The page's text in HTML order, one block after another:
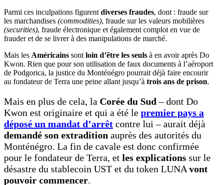
Parmi ces inculpations figurent diverses fraudes, dont : fraude sur
les marchandises (commodities), fraude sur les valeurs mobilières
(securities), fraude électronique et également complot en vue de
frauder et de se livrer à des manipulations de marché.
Mais les Américains sont loin d’être les seuls à en avoir après Do
Kwon. Rien que pour son utilisation de faux documents à l’aéroport
de Podgorica, la justice du Monténégro pourrait déjà faire encourir
au fondateur de Terra une peine allant jusqu’à trois ans de prison.
Mais en plus de cela, la Corée du Sud – dont Do
Kwon est originaire et qui a été le premier pays a
déposé un mandat d’arrêt contre lui – aurait déjà
demandé son extradition auprès des autorités du
Monténégro. La fin de cavale est donc confirmée
pour le fondateur de Terra, et les explications sur le
désastre du stablecoin UST et du token LUNA vont
pouvoir commencer.